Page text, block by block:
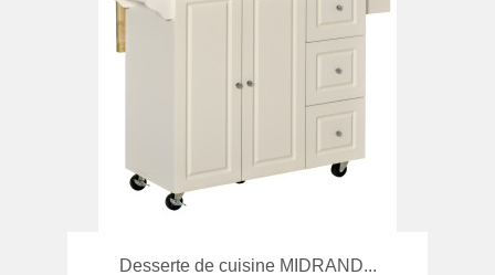
Desserte de cuisine MIDRAND...